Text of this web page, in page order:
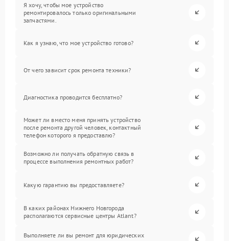
Я хочу, чтобы мое устройство
ремонтировалось только оригинальными
запчастями.
Как я узнаю, что мое устройство готово?
От чего зависит срок ремонта техники?
Диагностика проводится бесплатно?
Может ли вместо меня принять устройство
после ремонта другой человек, контактный
телефон которого я предоставлю?
Возможно ли получать обратную связь в
процессе выполнения ремонтных работ?
Какую гарантию вы предоставляете?
В каких районах Нижнего Новгорода
располагаются сервисные центры Atlant?
Выполняете ли вы ремонт для юридических